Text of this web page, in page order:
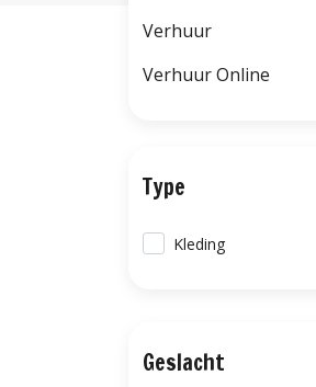
Verhuur
Verhuur Online
Type
Kleding
Geslacht